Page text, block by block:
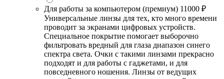
Для работы за компьютером (премиум) 11000 ₽
Универсальные линзы для тех, кто много времени
проводит за экранами цифровых устройств.
Специальное покрытие помогает выборочно
фильтровать вредный для глаза диапазон синего
спектра света. Очки с такими линзами прекрасно
подходят и для работы с гаджетами, и для
повседневного ношения. Линзы от ведущих